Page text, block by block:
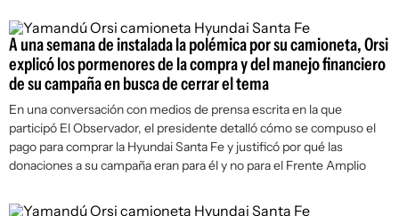
A una semana de instalada la polémica por su camioneta, Orsi
explicó los pormenores de la compra y del manejo financiero
de su campaña en busca de cerrar el tema
En una conversación con medios de prensa escrita en la que
participó El Observador, el presidente detalló cómo se compuso el
pago para comprar la Hyundai Santa Fe y justificó por qué las
donaciones a su campaña eran para él y no para el Frente Amplio